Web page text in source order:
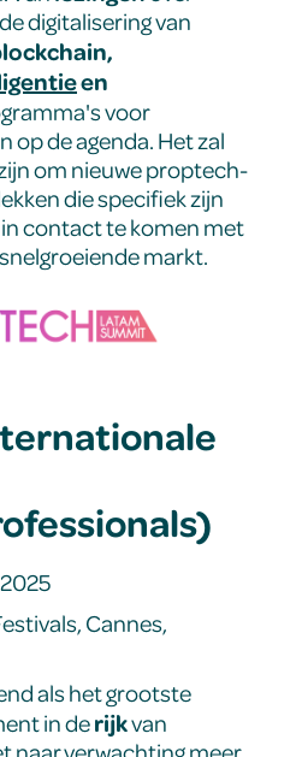
digitalisering van
en
voor
op de agenda. Het zal
om nieuwe proptech-
die specifiek zijn
contact te komen met
markt.
Cannes,
als het grootste
in derijkvan